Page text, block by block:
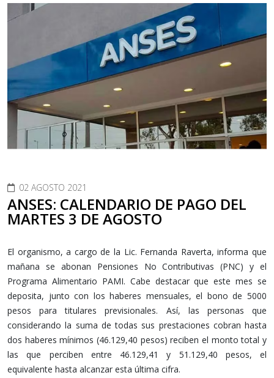
02 AGOSTO 2021
ANSES: CALENDARIO DE PAGO DEL
MARTES 3 DE AGOSTO
El organismo, a cargo de la Lic. Fernanda Raverta, informa que
mañana se abonan Pensiones No Contributivas (PNC) y el
Programa Alimentario PAMI. Cabe destacar que este mes se
deposita, junto con los haberes mensuales, el bono de 5000
pesos para titulares previsionales. Así, las personas que
considerando la suma de todas sus prestaciones cobran hasta
dos haberes mínimos (46.129,40 pesos) reciben el monto total y
las que perciben entre 46.129,41 y 51.129,40 pesos, el
equivalente hasta alcanzar esta última cifra.